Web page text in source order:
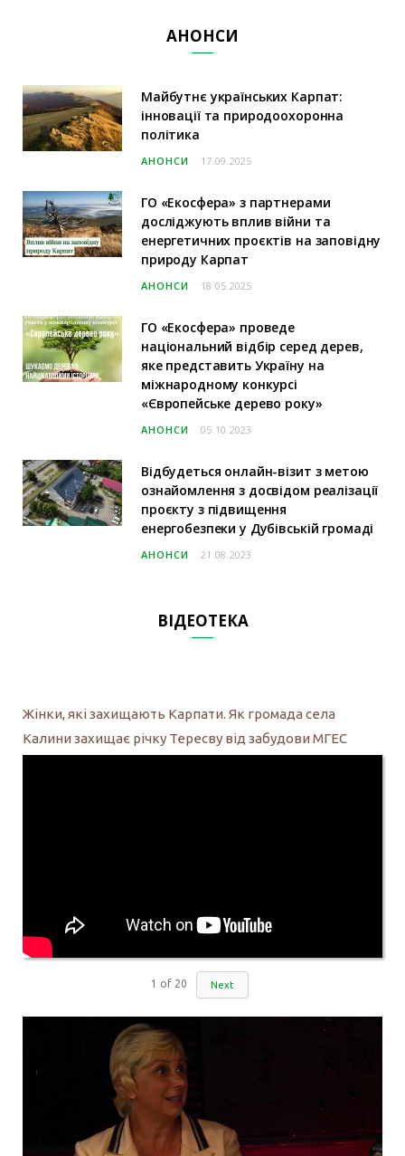
АНОНСИ
Майбутнє українських Карпат:
інновації та природоохоронна
політика
АНОНСИ 17.09.2025
ГО «Екосфера» з партнерами
досліджують вплив війни та
енергетичних проєктів на заповідну
природу Карпат
АНОНСИ 18.05.2025
ГО «Екосфера» проведе
національний відбір серед дерев,
яке представить Україну на
міжнародному конкурсі
«Європейське дерево року»
АНОНСИ 05.10.2023
Відбудеться онлайн-візит з метою
ознайомлення з досвідом реалізації
проєкту з підвищення
енергобезпеки у Дубівській громаді
АНОНСИ 21.08.2023
ВІДЕОТЕКА
Жінки, які захищають Карпати. Як громада села
Калини захищає річку Тересву від забудови МГЕС
1 of 20 Next